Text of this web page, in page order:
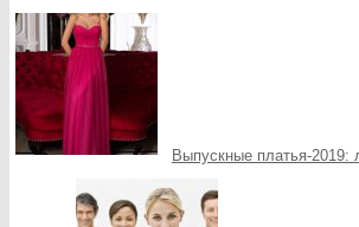
Выпускные платья-2019: